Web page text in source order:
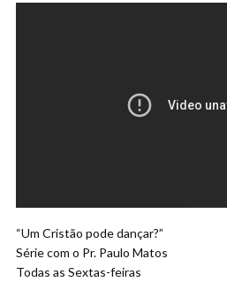
“Um Cristão pode dançar?”
Série com o Pr. Paulo Matos
Todas as Sextas-feiras